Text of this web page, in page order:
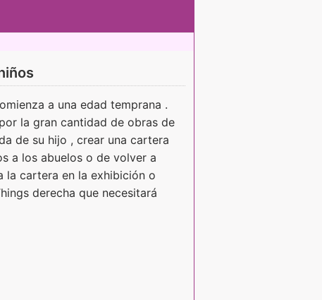
a una edad temprana .
la gran cantidad de obras de
de su hijo , crear una cartera
a los abuelos o de volver a
la cartera en la exhibición o
derecha que necesitará